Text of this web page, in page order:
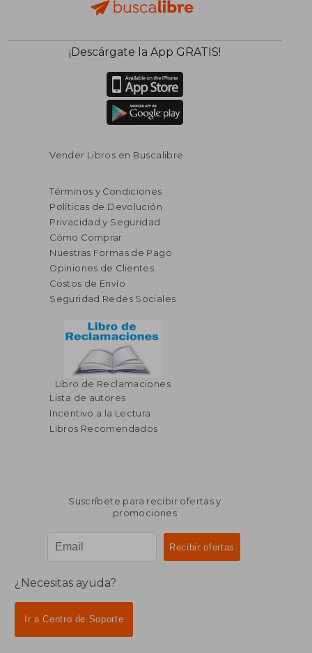
¡Descárgate la App GRATIS!
Vender Libros en Buscalibre
Términos y Condiciones
Políticas de Devolución
Privacidad y Seguridad
Cómo Comprar
Nuestras Formas de Pago
Opiniones de Clientes
Costos de Envío
Seguridad Redes Sociales
Libro de Reclamaciones
Lista de autores
Incentivo a la Lectura
Libros Recomendados
Suscríbete para recibir ofertas y
promociones
¿Necesitas ayuda?
Ir a Centro de Soporte